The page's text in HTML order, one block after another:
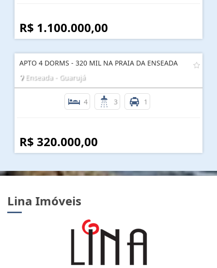
R$ 1.100.000,00
APTO 4 DORMS - 320 MIL NA PRAIA DA ENSEADA
Enseada - Guarujá
4 3 1
R$ 320.000,00
Lina Imóveis